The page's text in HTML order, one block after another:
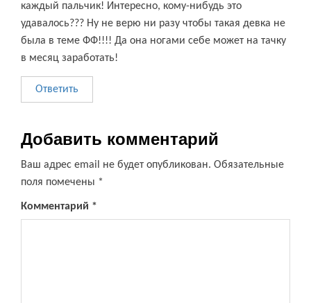
каждый пальчик! Интересно, кому-нибудь это
удавалось??? Ну не верю ни разу чтобы такая девка не
была в теме ФФ!!!! Да она ногами себе может на тачку
в месяц заработать!
Ответить
Добавить комментарий
Ваш адрес email не будет опубликован. Обязательные
поля помечены *
Комментарий *